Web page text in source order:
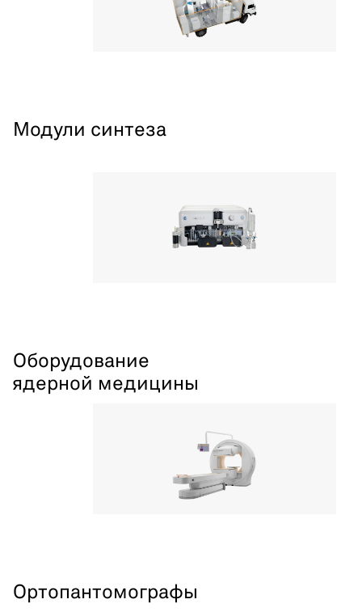
Модули синтеза
Оборудование
ядерной медицины
Ортопантомографы